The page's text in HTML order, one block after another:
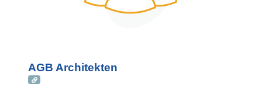
AGB Architekten